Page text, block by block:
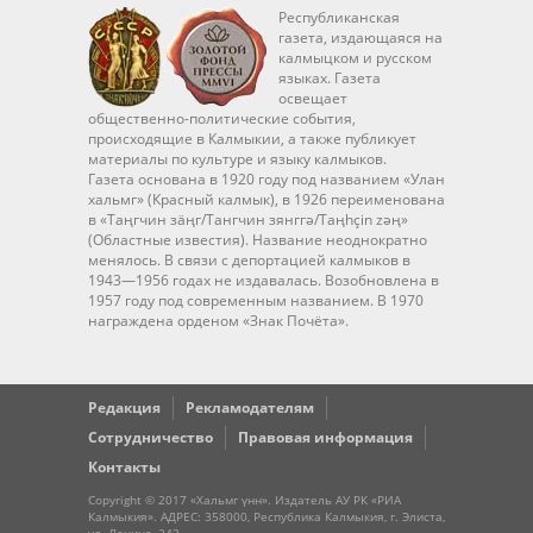
Республиканская
газета, издающаяся на
калмыцком и русском
языках. Газета
освещает
общественно-политические события,
происходящие в Калмыкии, а также публикует
материалы по культуре и языку калмыков.
Газета основана в 1920 году под названием «Улан
хальмг» (Красный калмык), в 1926 переименована
в «Таңгчин зäңг/Тангчин зянггә/Taңhçin zәң»
(Областные известия). Название неоднократно
менялось. В связи с депортацией калмыков в
1943—1956 годах не издавалась. Возобновлена в
1957 году под современным названием. В 1970
награждена орденом «Знак Почёта».
Редакция
Рекламодателям
Сотрудничество
Правовая информация
Контакты
Copyright © 2017 «Хальмг үнн». Издатель АУ РК «РИА
Калмыкия». АДРЕС: 358000, Республика Калмыкия, г. Элиста,